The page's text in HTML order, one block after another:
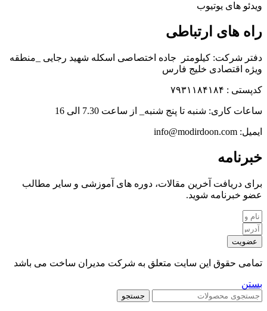
ویدئو های یوتیوب
راه های ارتباطی
دفتر شرکت: کیلومتر جاده اختصاصی اسکله شهید رجایی _منطقه
ویژه اقتصادی خلیج فارس
کدپستی : ۷۹۳۱۱۸۴۱۸۴
ساعات کاری: شنبه تا پنج شنبه_ از ساعت 7.30 الی 16
ایمیل: info@modirdoon.com
خبرنامه
برای دریافت آخرین مقالات، دوره های آموزشی و سایر مطالب
عضو خبرنامه شوید.
عضویت
تمامی حقوق این سایت متعلق به شرکت مدیران ساخت می باشد
بستن
جستجو